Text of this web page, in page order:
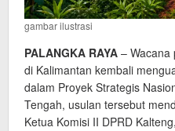
gambar ilustrasi
PALANGKA RAYA – Wacana
di Kalimantan kembali
dalam Proyek Strategis
Tengah, usulan tersebut
Ketua Komisi II DPRD